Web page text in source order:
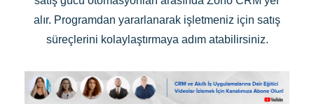
alır. Programdan yararlanarak işletmeniz için satış
süreçlerini kolaylaştırmaya adım atabilirsiniz.